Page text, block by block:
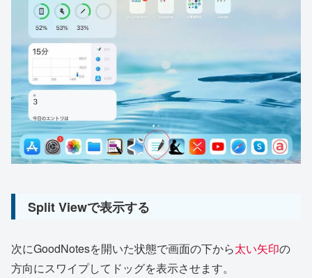
Split Viewで表示する
次にGoodNotesを開いた状態で画面の下から太い矢印の
方向にスワイプしてドッグを表示させます。